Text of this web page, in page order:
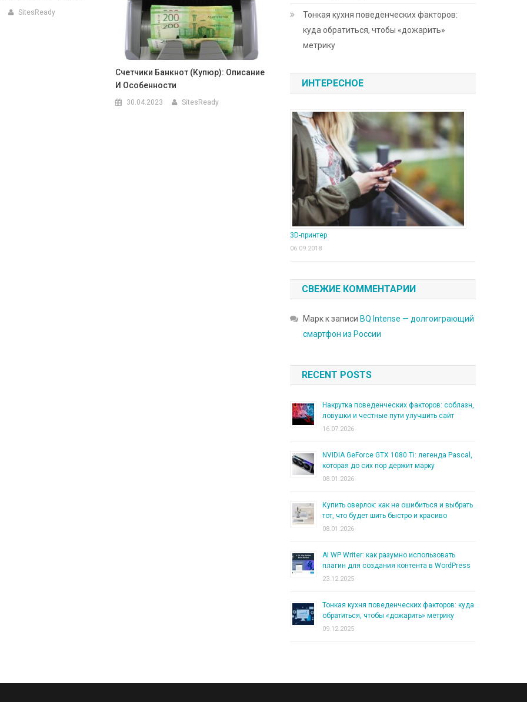
SitesReady
Счетчики Банкнот (купюр): Описание
И Особенности
30.04.2023 SitesReady
Тонкая кухня поведенческих факторов:
куда обратиться, чтобы «дожарить»
метрику
ИНТЕРЕСНОЕ
3D-принтер
06.09.2018
СВЕЖИЕ КОММЕНТАРИИ
Маркк записи BQ Intense — долгоиграющий
смартфон из России
RECENT POSTS
Накрутка поведенческих факторов: соблазн,
ловушки и честные пути улучшить сайт
16.07.2026
NVIDIA GeForce GTX 1080 Ti: легенда Pascal,
которая до сих пор держит марку
08.01.2026
Купить оверлок: как не ошибиться и выбрать
тот, что будет шить быстро и красиво
08.01.2026
AI WP Writer: как разумно использовать
плагин для создания контента в WordPress
23.12.2025
Тонкая кухня поведенческих факторов: куда
обратиться, чтобы «дожарить» метрику
09.12.2025